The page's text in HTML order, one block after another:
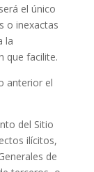
el único
o inexactas
la
que facilite.
anterior el
del Sitio
ilícitos,
de